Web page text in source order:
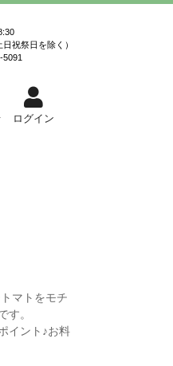
祝祭日を除く）
ログイン
マトをモチ
す。
イント♪お料